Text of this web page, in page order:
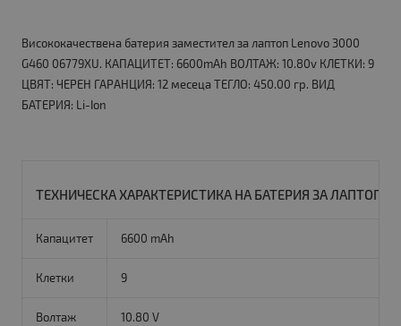
Висококачествена батерия заместител за лаптоп Lenovo 3000
G460 06779XU. КАПАЦИТЕТ: 6600mAh ВОЛТАЖ: 10.80v КЛЕТКИ: 9
ЦВЯТ: ЧЕРЕН ГАРАНЦИЯ: 12 месеца ТЕГЛО: 450.00 гр. ВИД
БАТЕРИЯ: Li-Ion
ТЕХНИЧЕСКА ХАРАКТЕРИСТИКА НА БАТЕРИЯ ЗА ЛАПТОП
Капацитет 6600 mAh
Клетки 9
Волтаж 10.80 V